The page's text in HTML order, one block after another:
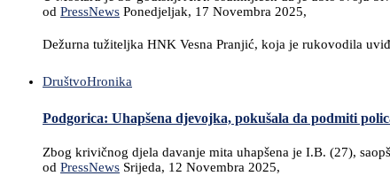
od PressNews Ponedjeljak, 17 Novembra 2025,
Dežurna tužiteljka HNK Vesna Pranjić, koja je rukovodila
DruštvoHronika
Podgorica: Uhapšena djevojka, pokušala da podmiti
Zbog krivičnog djela davanje mita uhapšena je I.B. (27),
od PressNews Srijeda, 12 Novembra 2025,